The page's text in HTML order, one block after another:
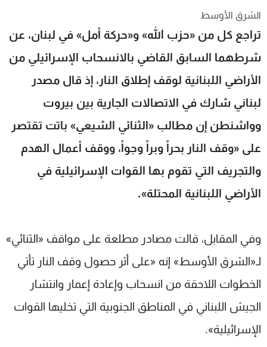
الشرق الأوسط
تراجع كل من «حزب الله» و«حركة أمل» في لبنان، عن
شرطهما السابق القاضي بالانسحاب الإسرائيلي من
الأراضي اللبنانية لوقف إطلاق النار، إذ قال مصدر
لبناني شارك في الاتصالات الجارية بين بيروت
وواشنطن إن مطالب «الثنائي الشيعي» باتت تقتصر
على «وقف النار بحراً وبراً وجواً، ووقف أعمال الهدم
والتجريف التي تقوم بها القوات الإسرائيلية في
الأراضي اللبنانية المحتلة».
وفي المقابل، قالت مصادر مطلعة على مواقف «الثنائي»
لـ«الشرق الأوسط» إنه «على أثر حصول وقف النار تأتي
الخطوات اللاحقة من انسحاب وإعادة إعمار وانتشار
الجيش اللبناني في المناطق الجنوبية التي تخليها القوات
الإسرائيلية».
شاهد البرامج
الترددات
عن MTV
الإنـتـاج
لاعلاناتكم
وظائف
تواصل معنا
شروط الإسـتخدام